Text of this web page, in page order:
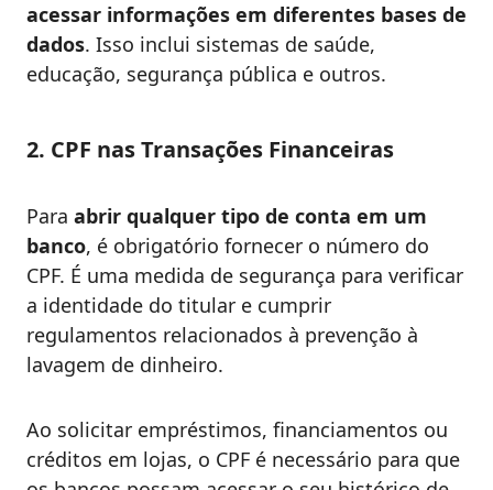
acessar informações em diferentes bases de
dados. Isso inclui sistemas de saúde,
educação, segurança pública e outros.
2. CPF nas Transações Financeiras
Para abrir qualquer tipo de conta em um
banco, é obrigatório fornecer o número do
CPF. É uma medida de segurança para verificar
a identidade do titular e cumprir
regulamentos relacionados à prevenção à
lavagem de dinheiro.
Ao solicitar empréstimos, financiamentos ou
créditos em lojas, o CPF é necessário para que